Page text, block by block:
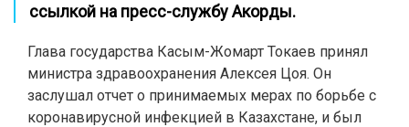
ссылкой на пресс-службу Акорды.
Глава государства Касым-Жомарт Токаев принял
министра здравоохранения Алексея Цоя. Он
заслушал отчет о принимаемых мерах по борьбе с
коронавирусной инфекцией в Казахстане, и был